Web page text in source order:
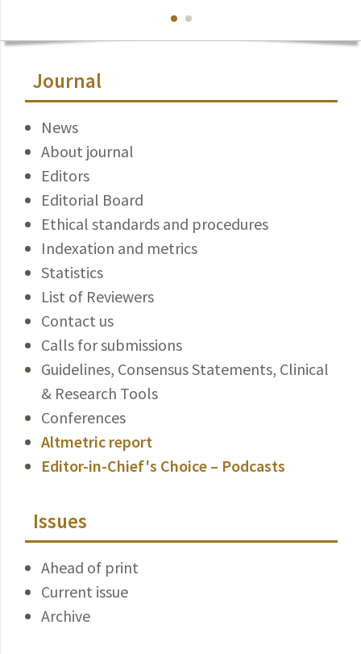
Journal
News
About journal
Editors
Editorial Board
Ethical standards and procedures
Indexation and metrics
Statistics
List of Reviewers
Contact us
Calls for submissions
Guidelines, Consensus Statements, Clinical
& Research Tools
Conferences
Altmetric report
Editor-in-Chief's Choice – Podcasts
Issues
Ahead of print
Current issue
Archive